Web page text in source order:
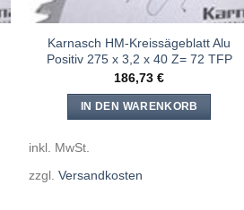
Karnasch HM-Kreissägeblatt Alu
Positiv 275 x 3,2 x 40 Z= 72 TFP
186,73€
IN DEN WARENKORB
inkl. MwSt.
zzgl.Versandkosten